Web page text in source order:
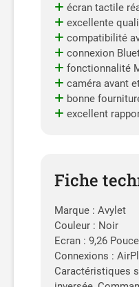
écran tactile
excellente
compatibilité
connexion
fonctionnalité
caméra avant
bonne
excellent
Fiche
Marque : Avylet
Couleur : Noir
Ecran : 9,26
Connexions :
Caractéristiques